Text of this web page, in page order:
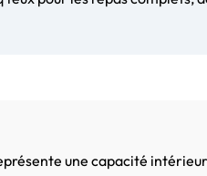
une capacité